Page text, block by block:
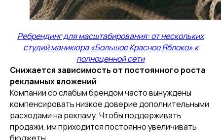
Ребрендинг для масштабирования: от нескольких
студий маникюра «Большое Красное Яблоко» к
полноценной сети
Снижается зависимость от постоянного роста
рекламных вложений
Компании со слабым брендом часто вынуждены
компенсировать низкое доверие дополнительными
расходами на рекламу. Чтобы поддерживать
продажи, им приходится постоянно увеличивать